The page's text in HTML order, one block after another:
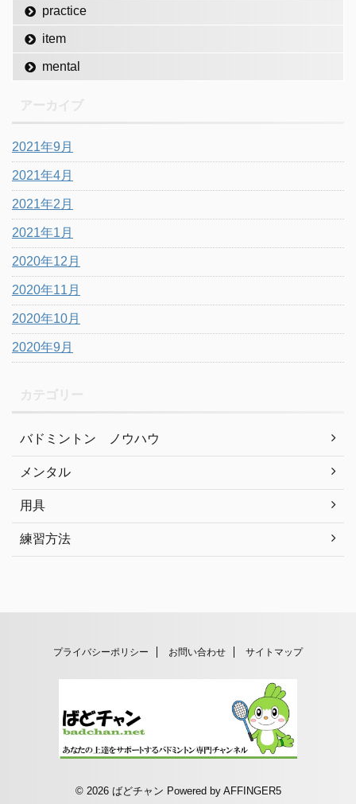
practice
item
mental
2021年9月
2021年4月
2021年2月
2021年1月
2020年12月
2020年11月
2020年10月
2020年9月
バドミントン ノウハウ
メンタル
用具
練習方法
プライバシーポリシー お問い合わせ サイトマップ
© 2026 ばどチャン Powered by AFFINGER5